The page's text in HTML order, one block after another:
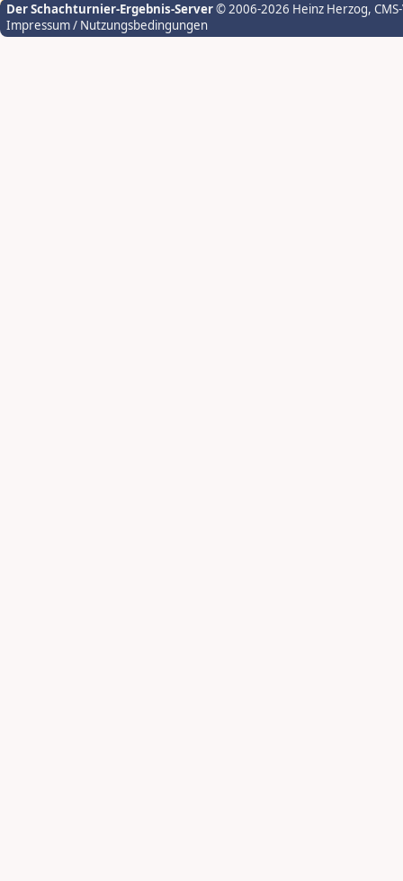
Der Schachturnier-Ergebnis-Server© 2006-2026 Heinz Herzog,
Impressum / Nutzungsbedingungen